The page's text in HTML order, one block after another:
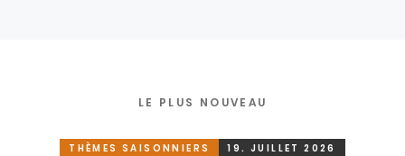
LE PLUS NOUVEAU
THÈMES SAISONNIERS 19. JUILLET 2026